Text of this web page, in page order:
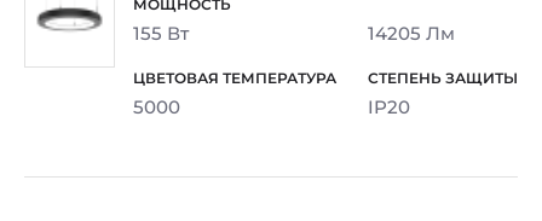
155 Вт 14205 Лм
5000 IP20